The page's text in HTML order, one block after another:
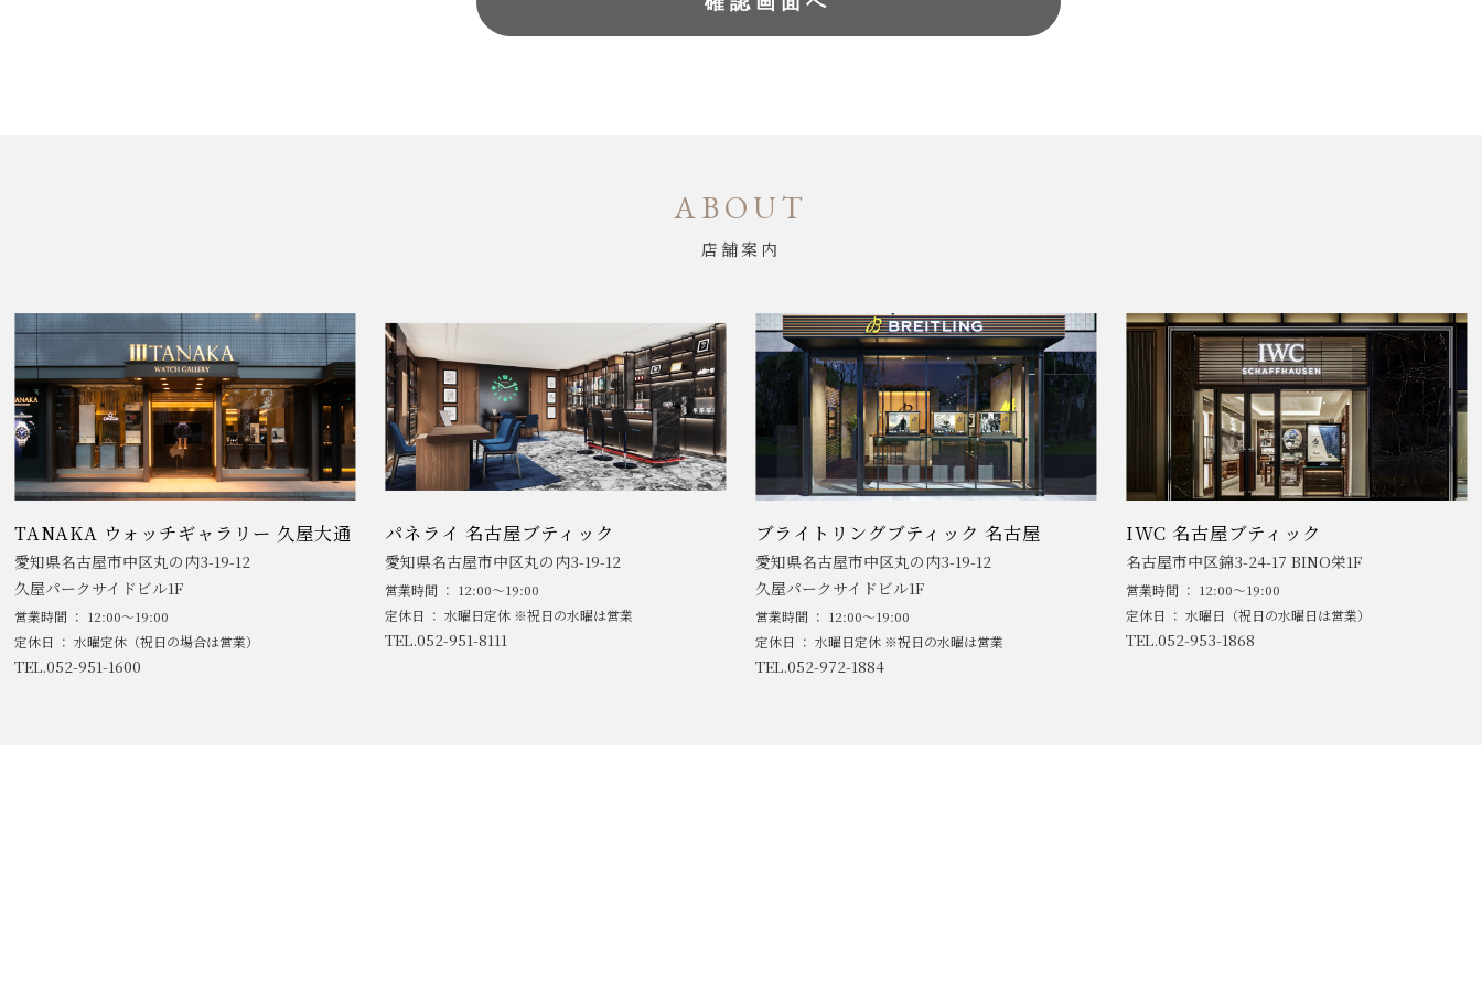
ABOUT
店舗案内
TANAKA ウォッチギャラリー 久屋大通
愛知県名古屋市中区丸の内3-19-12
久屋パークサイドビル1F
営業時間 ： 12:00～19:00
定休日 ： 水曜定休（祝日の場合は営業）
TEL.052-951-1600
パネライ 名古屋ブティック
愛知県名古屋市中区丸の内3-19-12
営業時間 ： 12:00～19:00
定休日 ： 水曜日定休 ※祝日の水曜は営業
TEL.052-951-8111
ブライトリングブティック 名古屋
愛知県名古屋市中区丸の内3-19-12
久屋パークサイドビル1F
営業時間 ： 12:00～19:00
定休日 ： 水曜日定休 ※祝日の水曜は営業
TEL.052-972-1884
IWC 名古屋ブティック
名古屋市中区錦3-24-17 BINO栄1F
営業時間 ： 12:00～19:00
定休日 ： 水曜日（祝日の水曜日は営業）
TEL.052-953-1868